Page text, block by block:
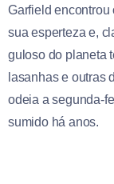
Garfield encontrou
sua esperteza e,
guloso do planeta
lasanhas e outras
odeia a segunda-
sumido há anos.